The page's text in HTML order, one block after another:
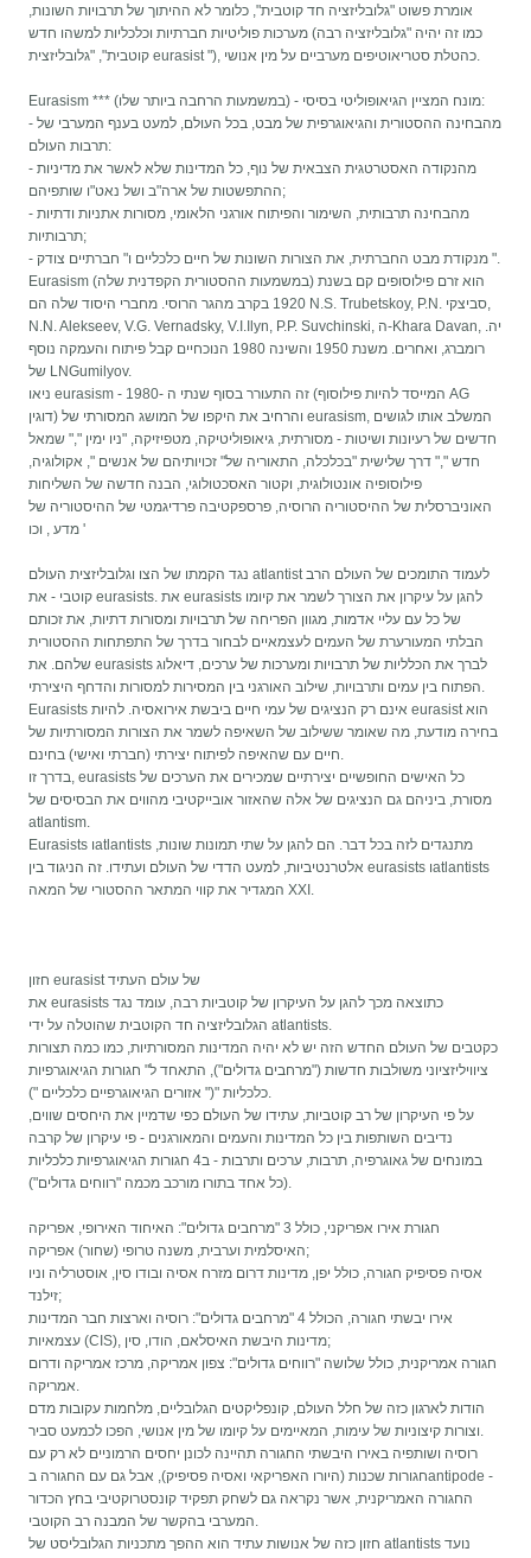
אומרת פשוט "גלובליזציה חד קוטבית", כלומר לא ההיתוך של תרבויות השונות,
מערכות פוליטיות חברתיות וכלכליות למשהו חדש (כמו זה יהיה "גלובליזציה רבה
Eurasism *** (במשמעות הרחבה ביותר שלו) - מונח המציין הגיאופוליטי בסיסי:
- מהבחינה ההסטורית והגיאוגרפית של מבט, בכל העולם, למעט בענף המערבי של
תרבות העולם:
- מהנקודה האסטרטגית הצבאית של נוף, כל המדינות שלא לאשר את מדיניות
ההתפשטות של ארה"ב ושל נאט"ו שותפיהם;
- מהבחינה תרבותית, השימור והפיתוח אורגני הלאומי, מסורות אתניות ודתיות
תרבותיות;
- מנקודת מבט החברתית, את הצורות השונות של חיים כלכליים ו" חברתיים צודק ".
Eurasism (במשמעות ההסטורית הקפדנית שלה) הוא זרם פילוסופים קם בשנת
1920 בקרב מהגר הרוסי. מחברי היסוד שלה הם N.S. Trubetskoy, P.N. סביצקי,
N.N. Alekseev, V.G. Vernadsky, V.I.Ilyn, P.P. Suvchinski, ה-Khara Davan, יה.
רומברג, ואחרים. משנת 1950 והשינה 1980 הנוכחיים קבל פיתוח והעמקה נוסף
של LNGumilyov.
ניאו eurasism - זה התעורר בסוף שנתי ה -1980 (המייסד להיות פילוסוף AG
דוגין) והרחיב את היקפו של המושג המסורתי של eurasism, המשלב אותו לגושים
חדשים של רעיונות ושיטות - מסורתית, גיאופוליטיקה, מטפיזיקה, "ניו ימין "," שמאל
חדש "," דרך שלישית "בכלכלה, התאוריה של" זכויותיהם של אנשים ", אקולוגיה,
פילוסופיה אונטולוגית, וקטור האסכטולוגי, הבנה חדשה של השליחות
האוניברסלית של ההיסטוריה הרוסיה, פרספקטיבה פרדיגמטי של ההיסטוריה של
מדע , וכו '
נגד הקמתו של הצו וגלובליזצית העולם atlantist לעמוד התומכים של העולם הרב
קוטבי - את eurasists. את eurasists להגן על עיקרון את הצורך לשמר את קיומו
של כל עם עליי אדמות, מגוון הפריחה של תרבויות ומסורות דתיות, את זכותם
הבלתי המעורערת של העמים לעצמאיים לבחור בדרך של התפתחות ההסטורית
שלהם. את eurasists לברך את הכלליות של תרבויות ומערכות של ערכים, דיאלוג
Eurasists אינם רק הנציגים של עמי חיים ביבשת אירואסיה. להיות eurasist הוא
בחירה מודעת, מה שאומר ששילוב של השאיפה לשמר את הצורות המסורתיות של
בדרך זו, eurasists כל האישים החופשיים יצירתיים שמכירים את הערכים של
מסורת, ביניהם גם הנציגים של אלה שהאזור אובייקטיבי מהווים את הבסיסים של
atlantism.
Eurasists וatlantists מתנגדים לזה בכל דבר. הם להגן על שתי תמונות שונות,
אלטרנטיביות, למעט הדדי של העולם ועתידו. זה הניגוד בין eurasists וatlantists
המגדיר את קווי המתאר ההסטורי של המאה XXI.
חזון eurasist של עולם העתיד
את eurasists כתוצאה מכך להגן על העיקרון של קוטביות רבה, עומד נגד
הגלובליזציה חד הקוטבית שהוטלה על ידי atlantists.
כקטבים של העולם החדש הזה יש לא יהיה המדינות המסורתיות, כמו כמה תצורות
ציוויליזציוני משולבות חדשות ("מרחבים גדולים"), התאחד ל" חגורות הגיאוגרפיות
על פי העיקרון של רב קוטביות, עתידו של העולם כפי שדמיין את היחסים שווים,
נדיבים השותפות בין כל המדינות והעמים והמאורגנים - פי עיקרון של קרבה
במונחים של גאוגרפיה, תרבות, ערכים ותרבות - ב4 חגורות הגיאוגרפיות כלכליות
חגורת אירו אפריקני, כולל 3 "מרחבים גדולים": האיחוד האירופי, אפריקה
האיסלמית וערבית, משנה טרופי (שחור) אפריקה;
אסיה פסיפיק חגורה, כולל יפן, מדינות דרום מזרח אסיה ובודו סין, אוסטרליה וניו
זילנד;
אירו יבשתי חגורה, הכולל 4 "מרחבים גדולים": רוסיה וארצות חבר המדינות
עצמאיות (CIS), מדינות היבשת האיסלאם, הודו, סין;
חגורה אמריקנית, כולל שלושה "רווחים גדולים": צפון אמריקה, מרכז אמריקה ודרום
הודות לארגון כזה של חלל העולם, קונפליקטים הגלובליים, מלחמות עקובות מדם
רוסיה ושותפיה באירו היבשתי החגורה תהיינה לכונן יחסים הרמוניים לא רק עם
חגורות שכנות (היורו האפריקאי ואסיה פסיפיק), אבל גם עם החגורה בantipode -
החגורה האמריקנית, אשר נקראה גם לשחק תפקיד קונסטרוקטיבי בחץ הכדור
חזון כזה של אנושות עתיד הוא ההפך מתכניות הגלובליסט של atlantists נועד